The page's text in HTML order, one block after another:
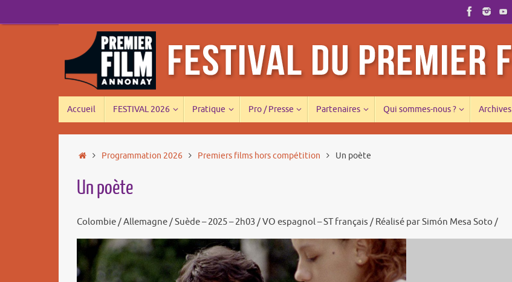
au
Accueil FESTIVAL 2026 Pratique Pro / Presse Partenaires Qui sommes-nous ? Archives
Accueil
Programmation 2026 Premiers films hors compétition Un poète
Un poète
Colombie / Allemagne / Suède – 2025 – 2h03 / VO espagnol – ST français / Réalisé par Simón Mesa Soto /